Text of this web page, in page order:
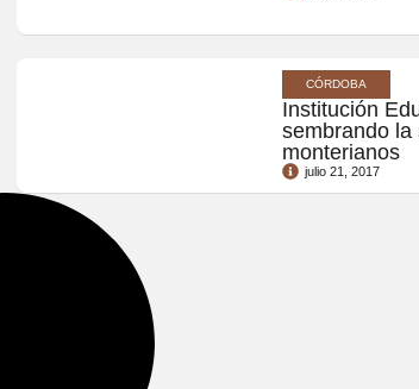
CÓRDOBA
Institución
sembrando la
monterianos
julio 21, 2017